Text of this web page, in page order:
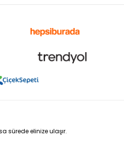
sürede elinize ulaşır.